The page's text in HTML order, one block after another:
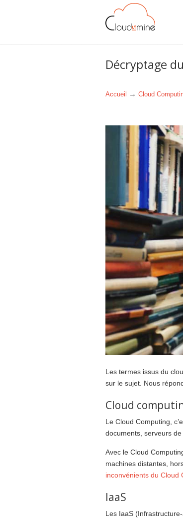
Navigation
Décryptage
Accueil → Cloud
Les termes issus du
sur le sujet. Nous
Cloud
Le Cloud Computing,
documents, serveurs
Avec le Cloud
machines distantes,
inconvénients du Cloud
IaaS
Les IaaS